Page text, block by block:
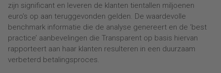
zijn significant en leveren de klanten tientallen miljoenen
euro’s op aan teruggevonden gelden. De waardevolle
benchmark informatie die de analyse genereert en de ‘best
practice’ aanbevelingen die Transparent op basis hiervan
rapporteert aan haar klanten resulteren in een duurzaam
verbeterd betalingsproces.